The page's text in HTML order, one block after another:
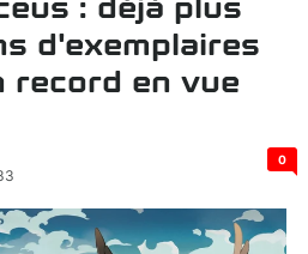
: déjà plus
d'exemplaires
record en vue
0